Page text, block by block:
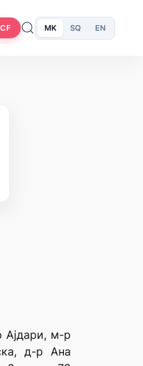
MK SQ EN
Ајдари, м-р
д-р Ана